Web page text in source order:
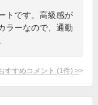
トです。高級感が
ラーなので、通勤
すすめコメント (1 件) >